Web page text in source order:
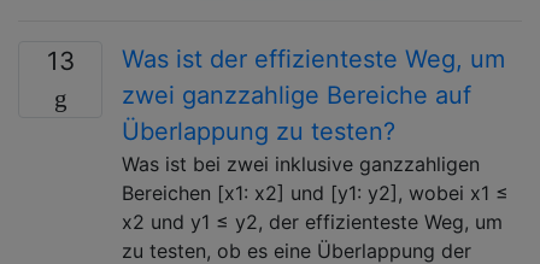
13
Was ist der effizienteste Weg, um
zwei ganzzahlige Bereiche auf
Überlappung zu testen?
Was ist bei zwei inklusive ganzzahligen
Bereichen [x1: x2] und [y1: y2], wobei x1 ≤
x2 und y1 ≤ y2, der effizienteste Weg, um
zu testen, ob es eine Überlappung der